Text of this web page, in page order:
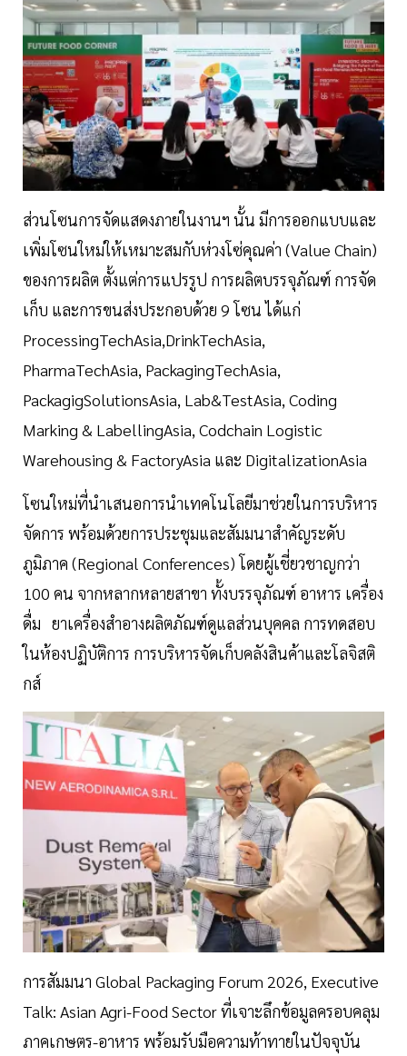
ส่วนโซนการจัดแสดงภายในงานฯ นั้น มีการออกแบบและ
เพิ่มโซนใหม่ให้เหมาะสมกับห่วงโซ่คุณค่า (Value Chain)
ของการผลิต ตั้งแต่การแปรรูป การผลิตบรรจุภัณฑ์ การจัด
เก็บ และการขนส่งประกอบด้วย 9 โซน ได้แก่
ProcessingTechAsia,DrinkTechAsia,
PharmaTechAsia, PackagingTechAsia,
PackagigSolutionsAsia, Lab&TestAsia, Coding
Marking & LabellingAsia, Codchain Logistic
Warehousing & FactoryAsia และ DigitalizationAsia
โซนใหม่ที่นำเสนอการนำเทคโนโลยีมาช่วยในการบริหาร
จัดการ พร้อมด้วยการประชุมและสัมมนาสำคัญระดับ
ภูมิภาค (Regional Conferences) โดยผู้เชี่ยวชาญกว่า
100 คน จากหลากหลายสาขา ทั้งบรรจุภัณฑ์ อาหาร เครื่อง
ดื่ม ยาเครื่องสำอางผลิตภัณฑ์ดูแลส่วนบุคคล การทดสอบ
ในห้องปฏิบัติการ การบริหารจัดเก็บคลังสินค้าและโลจิสติ
กส์
การสัมมนา Global Packaging Forum 2026, Executive
Talk: Asian Agri-Food Sector ที่เจาะลึกข้อมูลครอบคลุม
ภาคเกษตร-อาหาร พร้อมรับมือความท้าทายในปัจจุบัน